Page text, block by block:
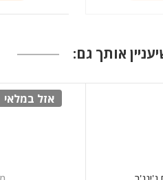
אותך גם:
אזל במלאי